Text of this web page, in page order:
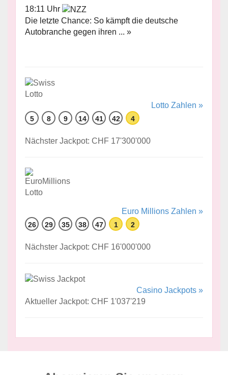
18:11 Uhr
Die letzte Chance: So kämpft die deutsche
Autobranche gegen ihren ... »
Lotto Zahlen »
5 8 9 14 41 42 4
Nächster Jackpot: CHF 17'300'000
Euro Millions Zahlen »
26 29 35 38 47 1 2
Nächster Jackpot: CHF 16'000'000
Casino Jackpots »
Aktueller Jackpot: CHF 1'037'219